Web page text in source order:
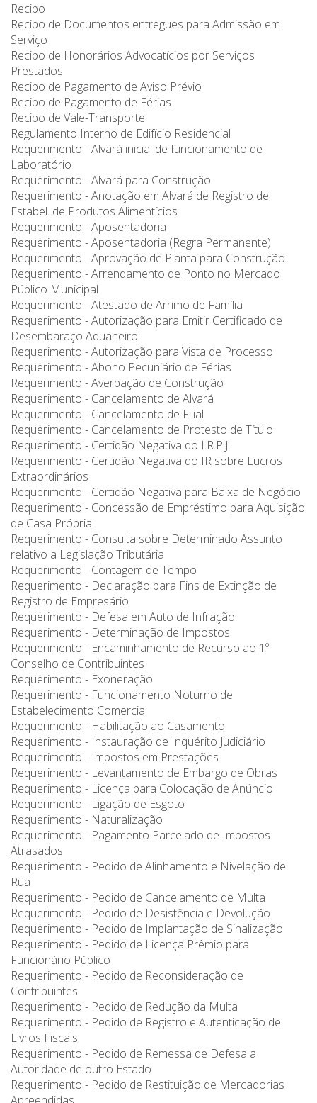
Recibo
Recibo de Documentos entregues para Admissão em
Serviço
Recibo de Honorários Advocatícios por Serviços
Prestados
Recibo de Pagamento de Aviso Prévio
Recibo de Pagamento de Férias
Recibo de Vale-Transporte
Regulamento Interno de Edifício Residencial
Requerimento - Alvará inicial de funcionamento de
Laboratório
Requerimento - Alvará para Construção
Requerimento - Anotação em Alvará de Registro de
Estabel. de Produtos Alimentícios
Requerimento - Aposentadoria
Requerimento - Aposentadoria (Regra Permanente)
Requerimento - Aprovação de Planta para Construção
Requerimento - Arrendamento de Ponto no Mercado
Público Municipal
Requerimento - Atestado de Arrimo de Família
Requerimento - Autorização para Emitir Certificado de
Desembaraço Aduaneiro
Requerimento - Autorização para Vista de Processo
Requerimento - Abono Pecuniário de Férias
Requerimento - Averbação de Construção
Requerimento - Cancelamento de Alvará
Requerimento - Cancelamento de Filial
Requerimento - Cancelamento de Protesto de Título
Requerimento - Certidão Negativa do I.R.P.J.
Requerimento - Certidão Negativa do IR sobre Lucros
Extraordinários
Requerimento - Certidão Negativa para Baixa de Negócio
Requerimento - Concessão de Empréstimo para Aquisição
de Casa Própria
Requerimento - Consulta sobre Determinado Assunto
relativo a Legislação Tributária
Requerimento - Contagem de Tempo
Requerimento - Declaração para Fins de Extinção de
Registro de Empresário
Requerimento - Defesa em Auto de Infração
Requerimento - Determinação de Impostos
Requerimento - Encaminhamento de Recurso ao 1º
Conselho de Contribuintes
Requerimento - Exoneração
Requerimento - Funcionamento Noturno de
Estabelecimento Comercial
Requerimento - Habilitação ao Casamento
Requerimento - Instauração de Inquérito Judiciário
Requerimento - Impostos em Prestações
Requerimento - Levantamento de Embargo de Obras
Requerimento - Licença para Colocação de Anúncio
Requerimento - Ligação de Esgoto
Requerimento - Naturalização
Requerimento - Pagamento Parcelado de Impostos
Atrasados
Requerimento - Pedido de Alinhamento e Nivelação de
Rua
Requerimento - Pedido de Cancelamento de Multa
Requerimento - Pedido de Desistência e Devolução
Requerimento - Pedido de Implantação de Sinalização
Requerimento - Pedido de Licença Prêmio para
Funcionário Público
Requerimento - Pedido de Reconsideração de
Contribuintes
Requerimento - Pedido de Redução da Multa
Requerimento - Pedido de Registro e Autenticação de
Livros Fiscais
Requerimento - Pedido de Remessa de Defesa a
Autoridade de outro Estado
Requerimento - Pedido de Restituição de Mercadorias